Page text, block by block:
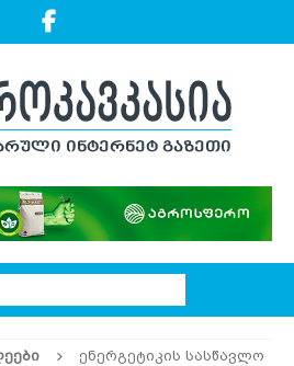
ენერგეტიკის სასწავლო